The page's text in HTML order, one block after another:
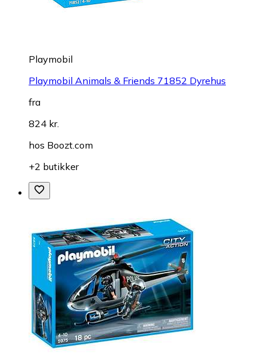
Playmobil
Playmobil Animals & Friends 71852 Dyrehus
fra
824 kr.
hos Boozt.com
+2 butikker